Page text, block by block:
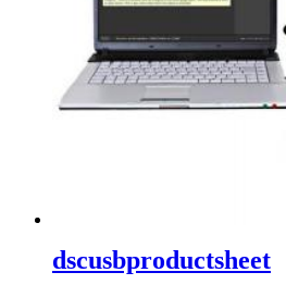
dscusbproductsheet